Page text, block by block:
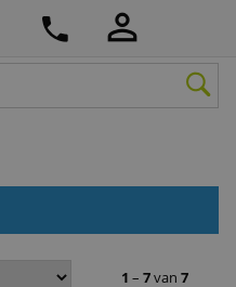
1 – 7van 7